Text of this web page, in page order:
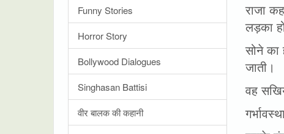
राजा
लड़का
सोने का
जाती।
वह
Funny Stories
Horror Story
Bollywood Dialogues
Singhasan Battisi
वीर बालक की कहानी